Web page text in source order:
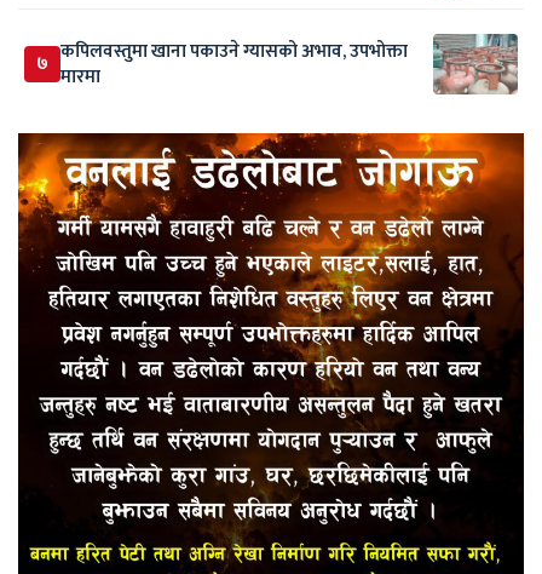
७ कपिलवस्तुमा खाना पकाउने ग्यासको अभाव, उपभोक्ता
मारमा